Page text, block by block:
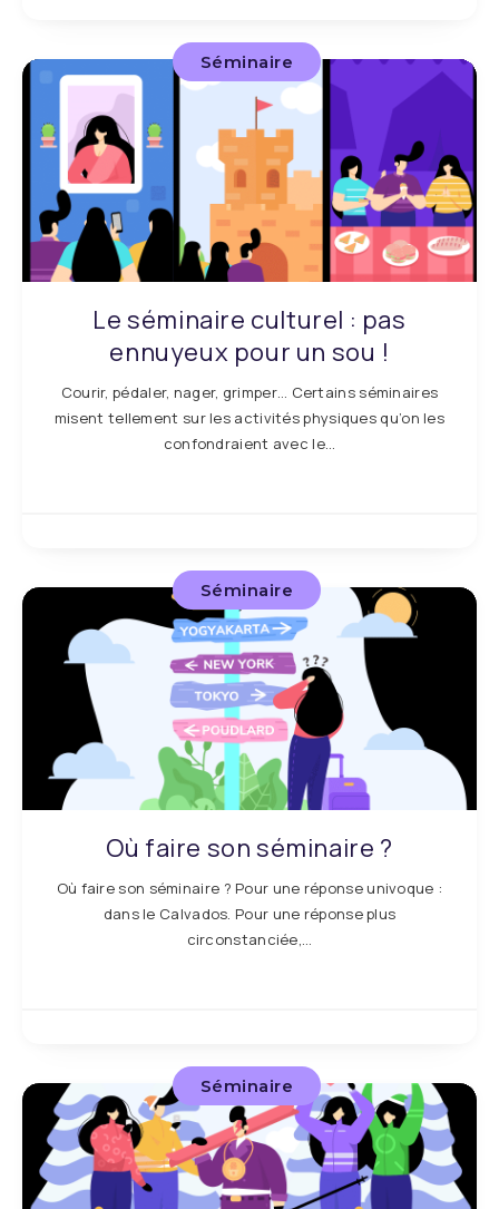
Séminaire
Le séminaire culturel : pas
ennuyeux pour un sou !
Courir, pédaler, nager, grimper… Certains séminaires
misent tellement sur les activités physiques qu’on les
confondraient avec le…
Séminaire
Où faire son séminaire ?
Où faire son séminaire ? Pour une réponse univoque :
dans le Calvados. Pour une réponse plus
circonstanciée,…
Séminaire